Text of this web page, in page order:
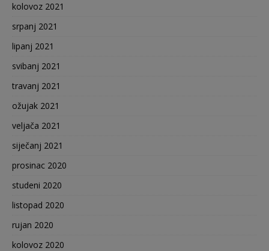
kolovoz 2021
srpanj 2021
lipanj 2021
svibanj 2021
travanj 2021
ožujak 2021
veljača 2021
siječanj 2021
prosinac 2020
studeni 2020
listopad 2020
rujan 2020
kolovoz 2020